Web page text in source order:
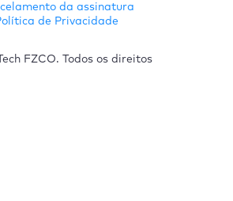
da assinatura
de Privacidade
FZCO. Todos os direitos